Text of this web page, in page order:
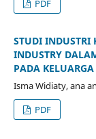
PDF
STUDI INDUSTRI
INDUSTRY
PADA
Isma Widiaty, ana
PDF